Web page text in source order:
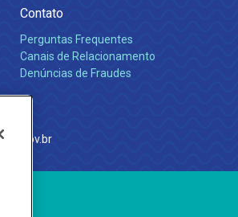
Contato
Perguntas Frequentes
Canais de Relacionamento
Denúncias de Fraudes